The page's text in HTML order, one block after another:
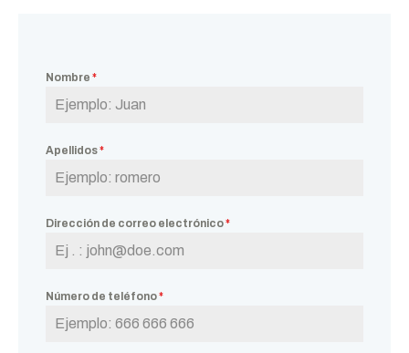
Nombre *
Apellidos*
Dirección de correo electrónico*
Número de teléfono*